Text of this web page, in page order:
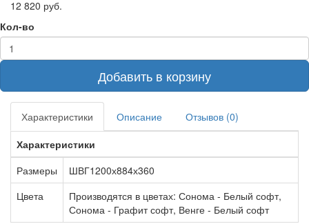
12 820 руб.
Кол-во
Добавить в корзину
Характеристики Описание
Отзывов (0)
Характеристики
Размеры
ШВГ1200х884х360
Цвета
Производятся в цветах: Сонома - Белый софт,
Сонома - Графит софт, Венге - Белый софт